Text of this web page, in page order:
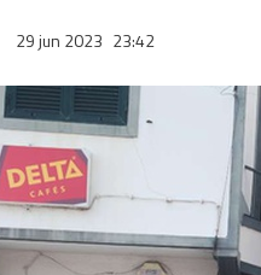
29 jun 2023 23:42